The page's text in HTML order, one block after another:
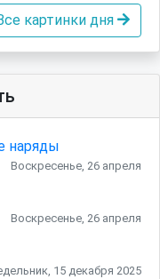
картинки дня
наряды
Воскресенье, 26 апреля
Воскресенье, 26 апреля
15 декабря 2025